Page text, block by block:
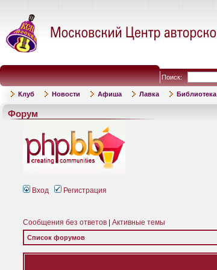
Поиск:
Клуб Новости Афиша Лавка Библиотека
Форум
Вход Регистрация
Сообщения без ответов Активные темы
Список форумов